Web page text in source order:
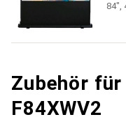
84",
Zubehör
F84XWV2